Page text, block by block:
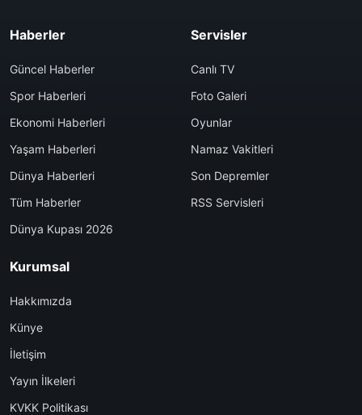
Haberler
Güncel Haberler
Spor Haberleri
Ekonomi Haberleri
Yaşam Haberleri
Dünya Haberleri
Tüm Haberler
Dünya Kupası 2026
Servisler
Canlı TV
Foto Galeri
Oyunlar
Namaz Vakitleri
Son Depremler
RSS Servisleri
Kurumsal
Hakkımızda
Künye
İletişim
Yayın İlkeleri
KVKK Politikası